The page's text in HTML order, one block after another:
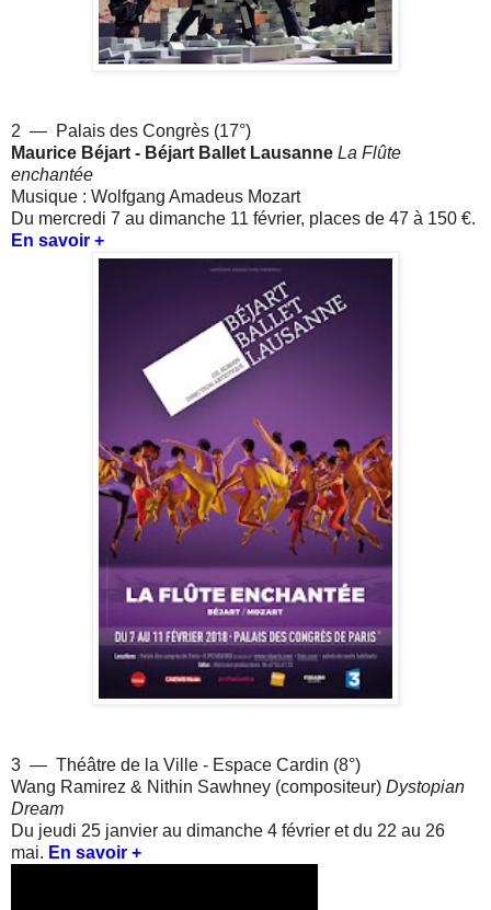
2 — Palais des Congrès (17°)
Maurice Béjart - Béjart Ballet Lausanne La Flûte
enchantée
Musique : Wolfgang Amadeus Mozart
Du mercredi 7 au dimanche 11 février, places de 47 à 150 €.
En savoir +
3 — Théâtre de la Ville - Espace Cardin (8°)
Wang Ramirez & Nithin Sawhney (compositeur) Dystopian
Dream
Du jeudi 25 janvier au dimanche 4 février et du 22 au 26
mai. En savoir +